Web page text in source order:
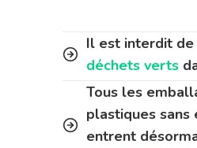
Il est interdit
déchets verts
Tous les
plastiques sans
entrent